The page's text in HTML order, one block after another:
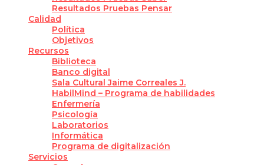
Resultados Pruebas Pensar
Calidad
Política
Objetivos
Recursos
Biblioteca
Banco digital
Sala Cultural Jaime Correales J.
HabilMind – Programa de habilidades
Enfermería
Psicología
Laboratorios
Informática
Programa de digitalización
Servicios